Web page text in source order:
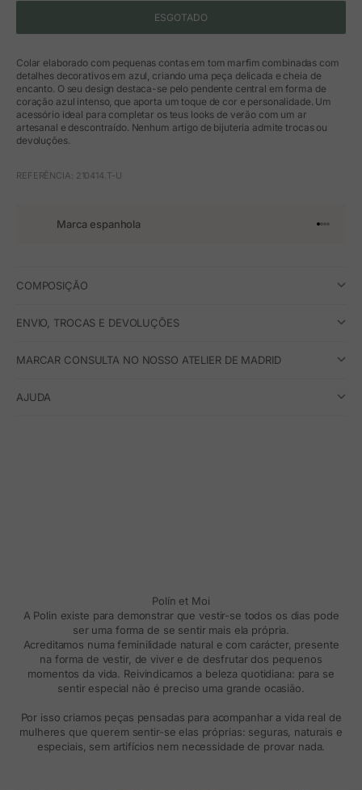
ESGOTADO
Colar elaborado com pequenas contas em tom marfim combinadas com
detalhes decorativos em azul, criando uma peça delicada e cheia de
encanto. O seu design destaca-se pelo pendente central em forma de
coração azul intenso, que aporta um toque de cor e personalidade. Um
acessório ideal para completar os teus looks de verão com um ar
artesanal e descontraído. Nenhum artigo de bijuteria admite trocas ou
devoluções.
REFERÊNCIA: 210414.T-U
Marca espanhola Ir para o
Ir para
Ir para
Ir para
COMPOSIÇÃO
ENVIO, TROCAS E DEVOLUÇÕES
MARCAR CONSULTA NO NOSSO ATELIER DE MADRID
AJUDA
Polín et Moi
A Polin existe para demonstrar que vestir-se todos os dias pode
ser uma forma de se sentir mais ela própria.
Acreditamos numa feminilidade natural e com carácter, presente
na forma de vestir, de viver e de desfrutar dos pequenos
momentos da vida. Reivindicamos a beleza quotidiana: para se
sentir especial não é preciso uma grande ocasião.
Por isso criamos peças pensadas para acompanhar a vida real de
mulheres que querem sentir-se elas próprias: seguras, naturais e
especiais, sem artifícios nem necessidade de provar nada.